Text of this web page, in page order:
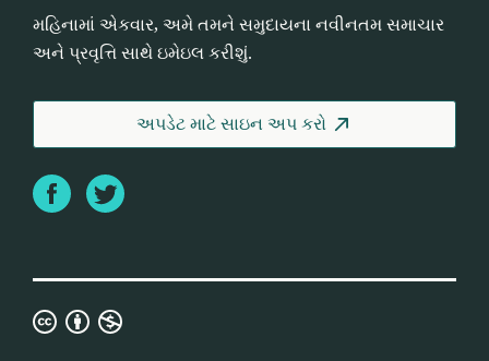
મહિનામાં એકવાર, અમે તમને સમુદાયના નવીનતમ સમાચાર
અને પ્રવૃત્તિ સાથે ઇમેઇલ કરીશું.
અપડેટ માટે સાઇન અપ કરો
FacebookTwitter
ક્રિએટીવ